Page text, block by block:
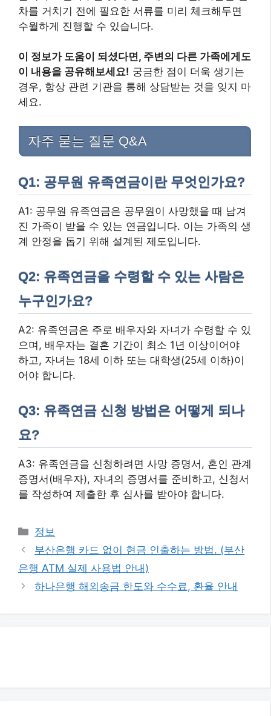
차를 거치기 전에 필요한 서류를 미리 체크해두면
수월하게 진행할 수 있습니다.
이 정보가 도움이 되셨다면, 주변의 다른 가족에게도
이 내용을 공유해보세요! 궁금한 점이 더욱 생기는
경우, 항상 관련 기관을 통해 상담받는 것을 잊지 마
세요.
자주 묻는 질문 Q&A
Q1: 공무원 유족연금이란 무엇인가요?
A1: 공무원 유족연금은 공무원이 사망했을 때 남겨
진 가족이 받을 수 있는 연금입니다. 이는 가족의 생
계 안정을 돕기 위해 설계된 제도입니다.
Q2: 유족연금을 수령할 수 있는 사람은
누구인가요?
A2: 유족연금은 주로 배우자와 자녀가 수령할 수 있
으며, 배우자는 결혼 기간이 최소 1년 이상이어야
하고, 자녀는 18세 이하 또는 대학생(25세 이하)이
어야 합니다.
Q3: 유족연금 신청 방법은 어떻게 되나
요?
A3: 유족연금을 신청하려면 사망 증명서, 혼인 관계
증명서(배우자), 자녀의 증명서를 준비하고, 신청서
를 작성하여 제출한 후 심사를 받아야 합니다.
카
테
고
리
정보
부산은행 카드 없이 현금 인출하는 방법. (부산
은행 ATM 실제 사용법 안내)
하나은행 해외송금 한도와 수수료, 환율 안내